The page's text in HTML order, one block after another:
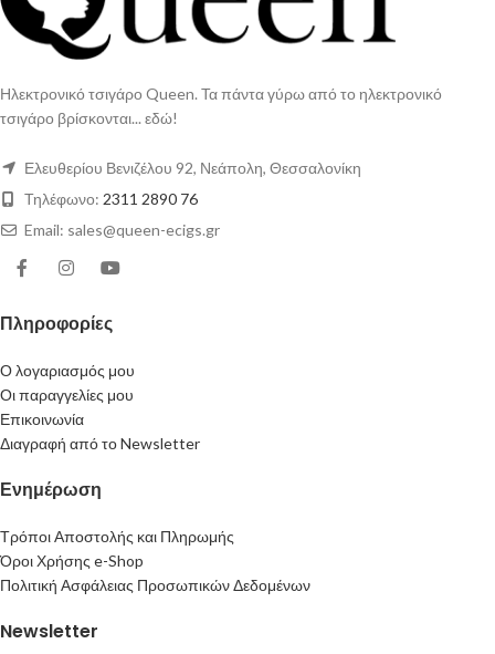
Ηλεκτρονικό τσιγάρο Queen. Τα πάντα γύρω από το ηλεκτρονικό
τσιγάρο βρίσκονται... εδώ!
Ελευθερίου Βενιζέλου 92, Νεάπολη, Θεσσαλονίκη
Τηλέφωνο: 2311 2890 76
Email: sales@queen-ecigs.gr
Πληροφορίες
Ο λογαριασμός μου
Οι παραγγελίες μου
Επικοινωνία
Διαγραφή από το Newsletter
Ενημέρωση
Τρόποι Αποστολής και Πληρωμής
Όροι Χρήσης e-Shop
Πολιτική Ασφάλειας Προσωπικών Δεδομένων
Newsletter